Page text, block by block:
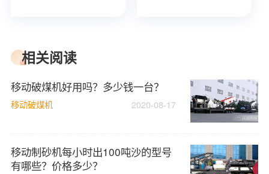
相关阅读
移动破煤机好用吗？多少钱一台？
移动破煤机 2020-08-17
移动制砂机每小时出100吨沙的型号
有哪些？价格多少？